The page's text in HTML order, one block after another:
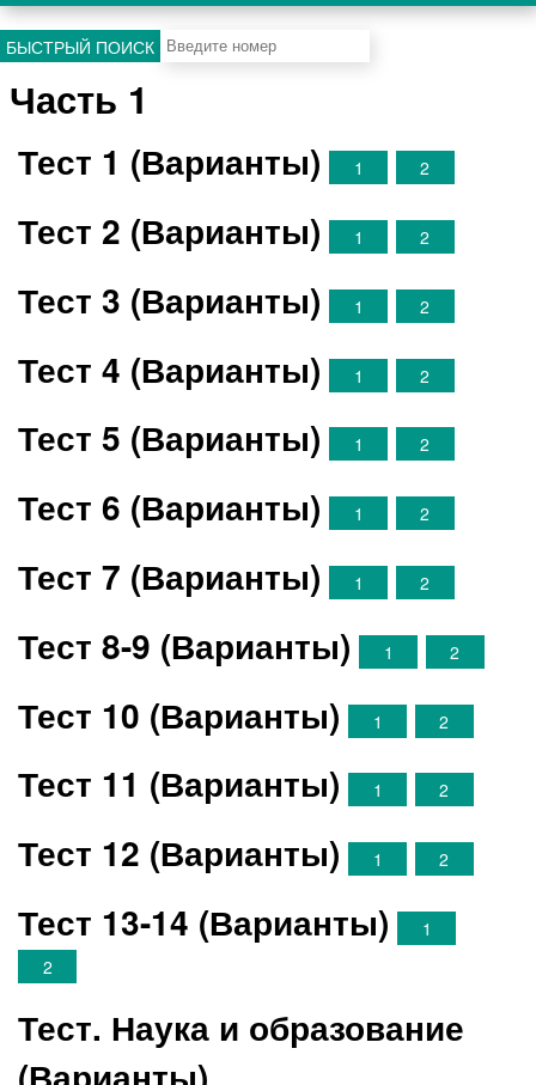
БЫСТРЫЙ ПОИСК
Часть 1
Тест 1 (Варианты) 1 2
Тест 2 (Варианты) 1 2
Тест 3 (Варианты) 1 2
Тест 4 (Варианты) 1 2
Тест 5 (Варианты) 1 2
Тест 6 (Варианты) 1 2
Тест 7 (Варианты) 1 2
Тест 8-9 (Варианты) 1 2
Тест 10 (Варианты) 1 2
Тест 11 (Варианты) 1 2
Тест 12 (Варианты) 1 2
Тест 13-14 (Варианты)
1
2
Тест. Наука и образование